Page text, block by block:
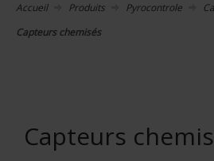
Accueil Produits Pyrocontrole
Capteurs chemisés
Capteurs